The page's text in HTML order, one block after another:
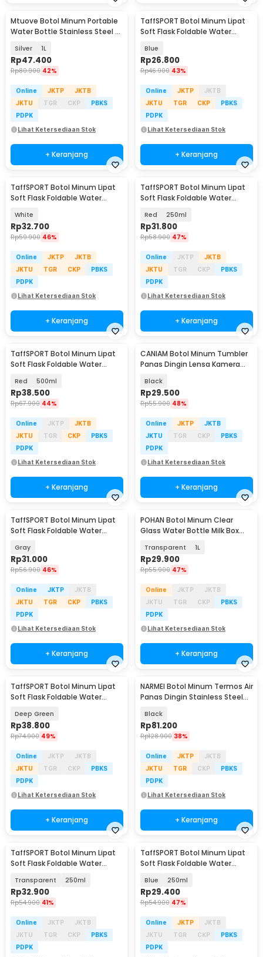
Mtuove Botol Minum Portable
Water Bottle Stainless Steel -
Silver 1L
Rp47.400
Rp80.900 42%
Online JKTP
JKTB
JKTU
TGR CKP
PBKS
PDPK
Lihat Ketersediaan Stok
+ Keranjang
TaffSPORT Botol Minum Lipat
Soft Flask Foldable Water
Blue
Rp26.800
Rp46.900 43%
Online JKTP
JKTB
JKTU
TGR CKP
PBKS
PDPK
Lihat Ketersediaan Stok
+ Keranjang
TaffSPORT Botol Minum Lipat
Soft Flask Foldable Water
White
Rp32.700
Rp59.900 46%
Online JKTP
JKTB
JKTU
TGR CKP
PBKS
PDPK
Lihat Ketersediaan Stok
+ Keranjang
TaffSPORT Botol Minum Lipat
Soft Flask Foldable Water
Red 250ml
Rp31.800
Rp58.900 47%
Online JKTP
JKTB
JKTU
TGR CKP
PBKS
PDPK
Lihat Ketersediaan Stok
+ Keranjang
TaffSPORT Botol Minum Lipat
Soft Flask Foldable Water
Red 500ml
Rp38.500
Rp67.900 44%
Online JKTP
JKTB
JKTU
TGR CKP
PBKS
PDPK
Lihat Ketersediaan Stok
+ Keranjang
CANIAM Botol Minum Tumbler
Panas Dingin Lensa Kamera
Black
Rp29.500
Rp55.900 48%
Online JKTP
JKTB
JKTU
TGR CKP
PBKS
PDPK
Lihat Ketersediaan Stok
+ Keranjang
TaffSPORT Botol Minum Lipat
Soft Flask Foldable Water
Gray
Rp31.000
Rp56.900 46%
Online JKTP
JKTB
JKTU
TGR CKP
PBKS
PDPK
Lihat Ketersediaan Stok
+ Keranjang
POHAN Botol Minum Clear
Glass Water Bottle Milk Box
Transparent 1L
Rp29.900
Rp55.900 47%
Online JKTP
JKTB
JKTU
TGR CKP
PBKS
PDPK
Lihat Ketersediaan Stok
+ Keranjang
TaffSPORT Botol Minum Lipat
Soft Flask Foldable Water
Deep Green
Rp38.800
Rp74.900 49%
Online JKTP
JKTB
JKTU
TGR CKP
PBKS
PDPK
Lihat Ketersediaan Stok
+ Keranjang
NARMEI Botol Minum Termos Air
Panas Dingin Stainless Steel
Black
Rp81.200
Rp128.900 38%
Online JKTP
JKTB
JKTU
TGR CKP
PBKS
PDPK
Lihat Ketersediaan Stok
+ Keranjang
TaffSPORT Botol Minum Lipat
Soft Flask Foldable Water
Transparent 250ml
Rp32.900
Rp54.900 41%
Online JKTP
JKTB
JKTU
TGR CKP
PBKS
PDPK
TaffSPORT Botol Minum Lipat
Soft Flask Foldable Water
Blue 250ml
Rp29.400
Rp54.900 47%
Online JKTP
JKTB
JKTU
TGR CKP
PBKS
PDPK